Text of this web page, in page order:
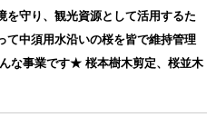
を守り、観光資源として活用するた
て中須用水沿いの桜を皆で維持管理
な事業です★ 桜本樹木剪定、桜並木